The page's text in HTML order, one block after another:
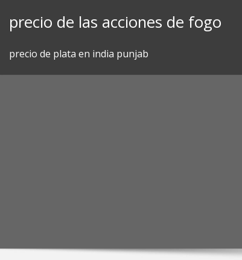
precio de las acciones de fogo
precio de plata en india punjab